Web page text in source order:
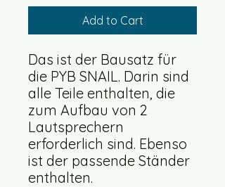
Add to Cart
Das ist der Bausatz für
die PYB SNAIL. Darin sind
alle Teile enthalten, die
zum Aufbau von 2
Lautsprechern
erforderlich sind. Ebenso
ist der passende Ständer
enthalten.